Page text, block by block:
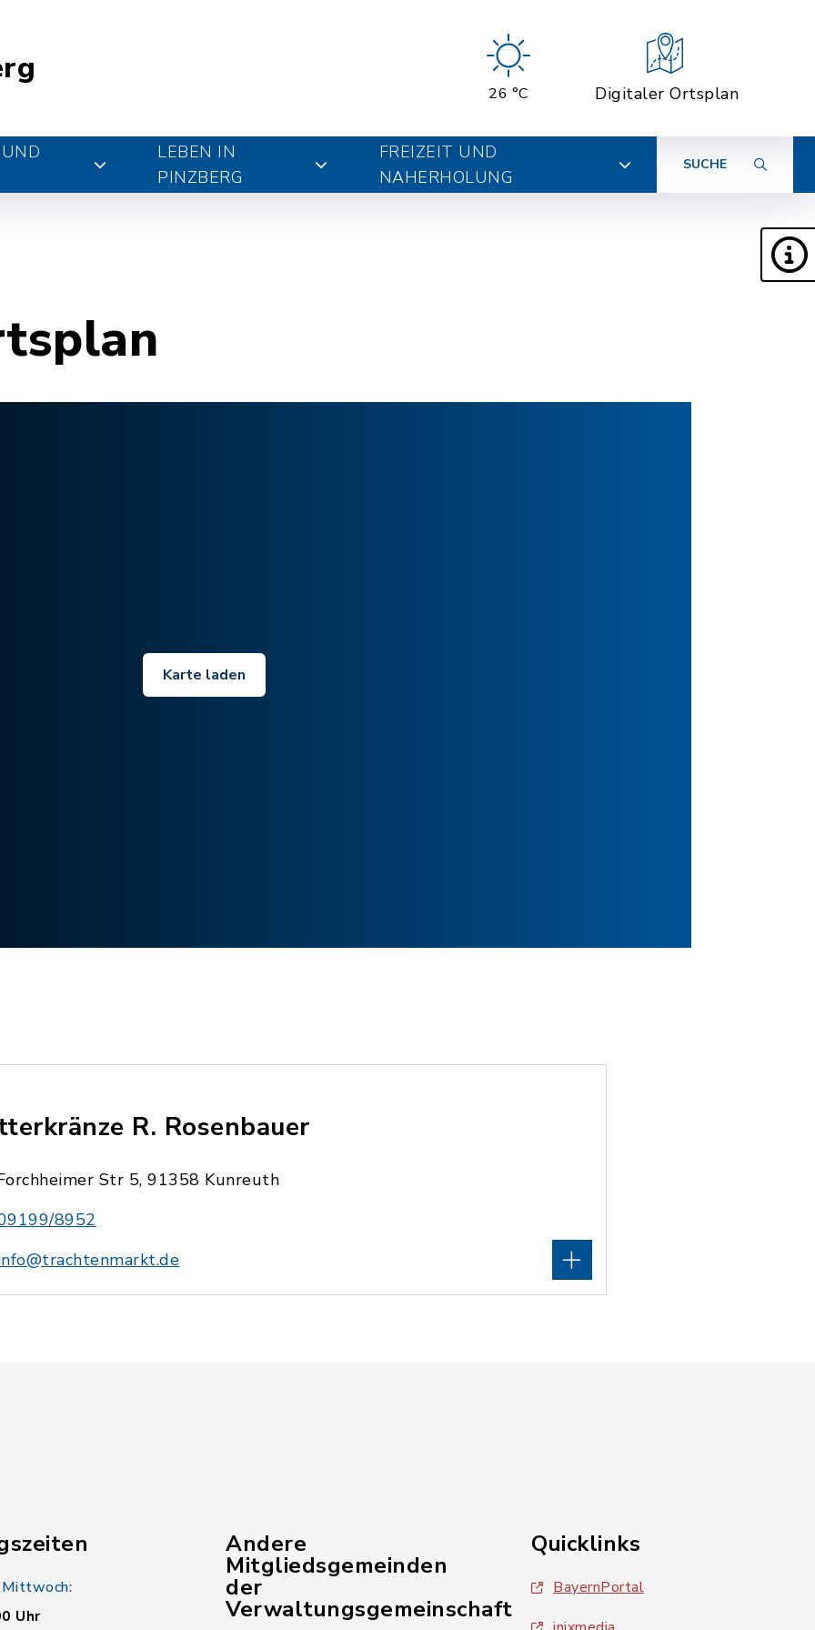
26 °C Digitaler Ortsplan
LEBEN IN
PINZBERG
FREIZEIT UND
NAHERHOLUNG
SUCHE
Karte laden
R. Rosenbauer
Str 5, 91358 Kunreuth
8952
Uhr
Andere
Mitgliedsgemeinden
der
Verwaltungsgemeinschaft
Quicklinks
BayernPortal